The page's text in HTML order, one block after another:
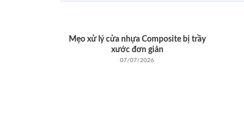
Mẹo xử lý cửa nhựa Composite bị trầy
xước đơn giản
07/07/2026